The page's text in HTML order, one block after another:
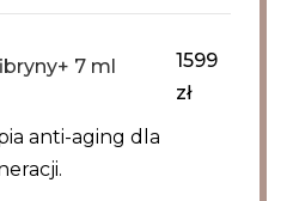
7 ml
1599
zł
anti-aging dla